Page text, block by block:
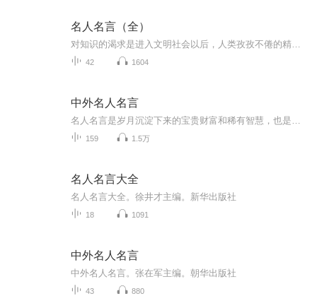
名人名言（全）
42 1604
中外名人名言
159 1.5万
名人名言大全
名人名言大全。徐井才主编。新华出版社
18 1091
中外名人名言
中外名人名言。张在军主编。朝华出版社
43 880